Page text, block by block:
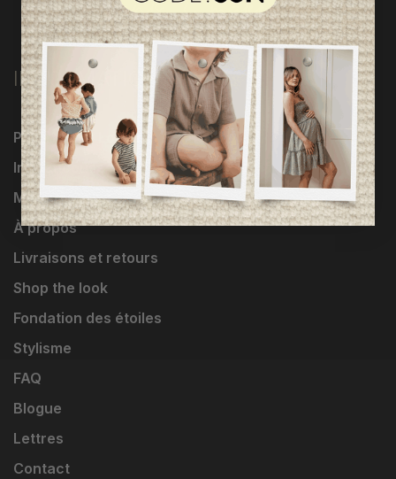
INFORMATIONS
Programme Loyauté
Influenceuses
Marques
À propos
Livraisons et retours
Shop the look
Fondation des étoiles
Stylisme
FAQ
Blogue
Lettres
Contact